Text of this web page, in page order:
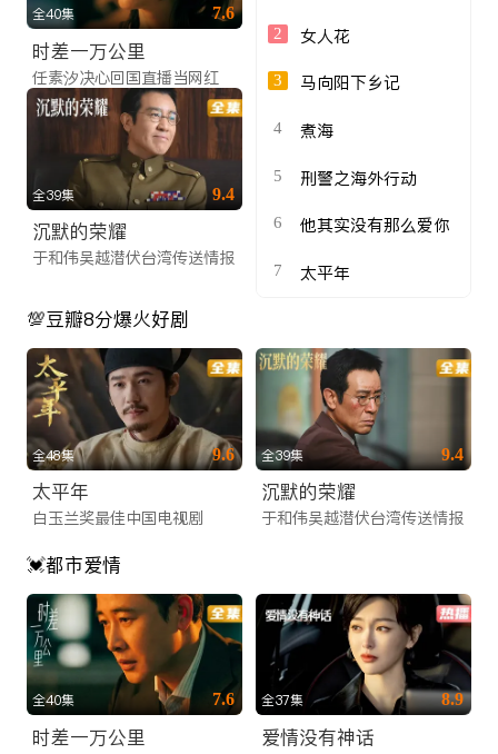
全40集 7.6
时差一万公里
任素汐决心回国直播当网红
全39集 9.4
沉默的荣耀
于和伟吴越潜伏台湾传送情报
2 女人花
3 马向阳下乡记
4 煮海
5 刑警之海外行动
6 他其实没有那么爱你
7 太平年
💯豆瓣8分爆火好剧
全48集 9.6
太平年
白玉兰奖最佳中国电视剧
全39集 9.4
沉默的荣耀
于和伟吴越潜伏台湾传送情报
💓都市爱情
全40集 7.6
时差一万公里
全37集 8.9
爱情没有神话